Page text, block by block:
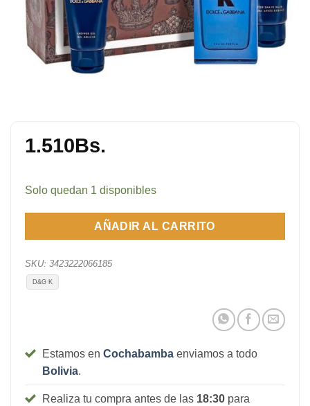
1.510Bs.
Solo quedan 1 disponibles
AÑADIR AL CARRITO
SKU: 3423222066185
D&G K
Estamos en Cochabamba enviamos a todo
Bolivia.
Realiza tu compra antes de las 18:30para